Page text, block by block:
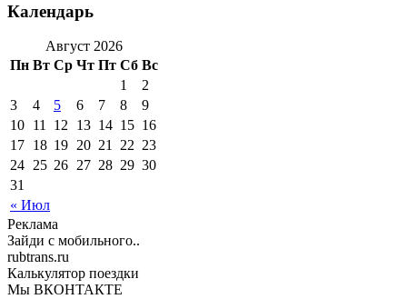
Календарь
Август 2026
Пн Вт Ср Чт Пт Сб Вс
« Июл
1
2
3
4 5 6 7 8
9
10 11 12 13 14 15 16
17 18 19 20 21 22 23
24 25 26 27 28 29 30
31
Реклама
Зайди с мобильного..
rubtrans.ru
Калькулятор поездки
Мы ВКОНТАКТЕ